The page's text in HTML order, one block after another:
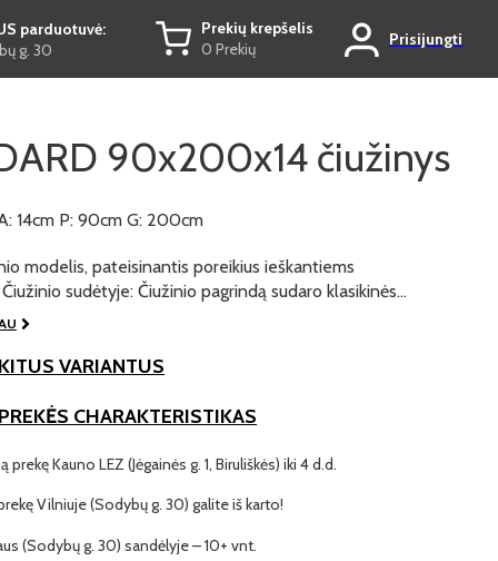
parduotuvė:
g. 30
Prekių krepšelis
0 Prekių
Prisijungti
90x200x14 čiužinys
14cm P: 90cm G: 200cm
modelis, pateisinantis poreikius ieškantiems
sudėtyje: Čiužinio pagrindą sudaro klasikinės…
VARIANTUS
CHARAKTERISTIKAS
prekę Kauno LEZ (Jėgainės g. 1, Biruliškės) iki 4 d.d.
Vilniuje (Sodybų g. 30) galite iš karto!
(Sodybų g. 30) sandėlyje – 10+ vnt.